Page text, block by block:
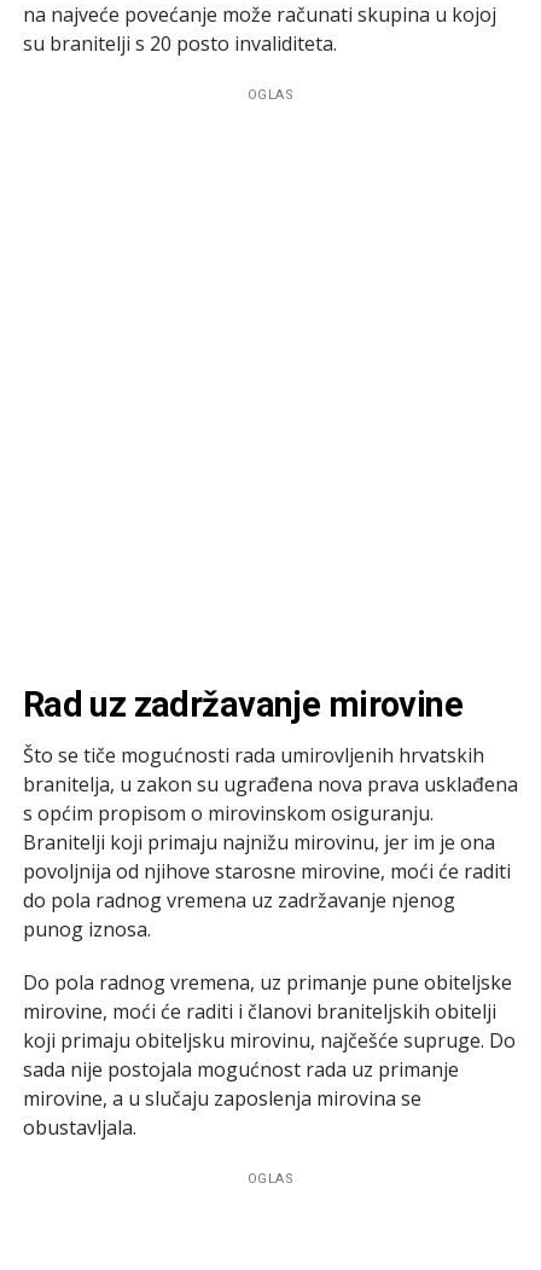
na najveće povećanje može računati skupina u kojoj
su branitelji s 20 posto invaliditeta.
OGLAS
Rad uz zadržavanje mirovine
Što se tiče mogućnosti rada umirovljenih hrvatskih
branitelja, u zakon su ugrađena nova prava usklađena
s općim propisom o mirovinskom osiguranju.
Branitelji koji primaju najnižu mirovinu, jer im je ona
povoljnija od njihove starosne mirovine, moći će raditi
do pola radnog vremena uz zadržavanje njenog
punog iznosa.
Do pola radnog vremena, uz primanje pune obiteljske
mirovine, moći će raditi i članovi braniteljskih obitelji
koji primaju obiteljsku mirovinu, najčešće supruge. Do
sada nije postojala mogućnost rada uz primanje
mirovine, a u slučaju zaposlenja mirovina se
obustavljala.
OGLAS